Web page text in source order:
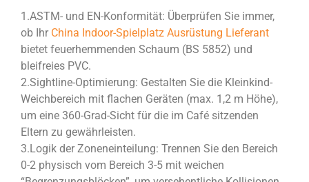
1.ASTM- und EN-Konformität: Überprüfen Sie immer,
ob Ihr China Indoor-Spielplatz Ausrüstung Lieferant
bietet feuerhemmenden Schaum (BS 5852) und
bleifreies PVC.
2.Sightline-Optimierung: Gestalten Sie die Kleinkind-
Weichbereich mit flachen Geräten (max. 1,2 m Höhe),
um eine 360-Grad-Sicht für die im Café sitzenden
Eltern zu gewährleisten.
3. Logik der Zoneneinteilung: Trennen Sie den Bereich
0-2 physisch vom Bereich 3-5 mit weichen